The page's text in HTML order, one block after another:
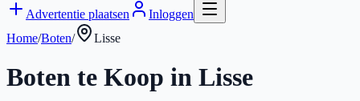
Advertentie plaatsen
Inloggen
Home/Boten/ Lisse
Boten te Koop in Lisse